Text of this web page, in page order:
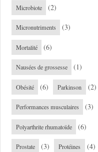
Microbiote (2)
Micronutriments (3)
Mortalité (6)
Nausées de grossesse (1)
Obésité (6) Parkinson (2)
Performances musculaires (3)
Polyarthrite rhumatoïde (6)
Prostate (3) Protéines (4)